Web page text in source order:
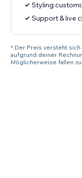
Styling
Support & live
* Der Preis versteht
aufgrund deiner
Möglicherweise fallen